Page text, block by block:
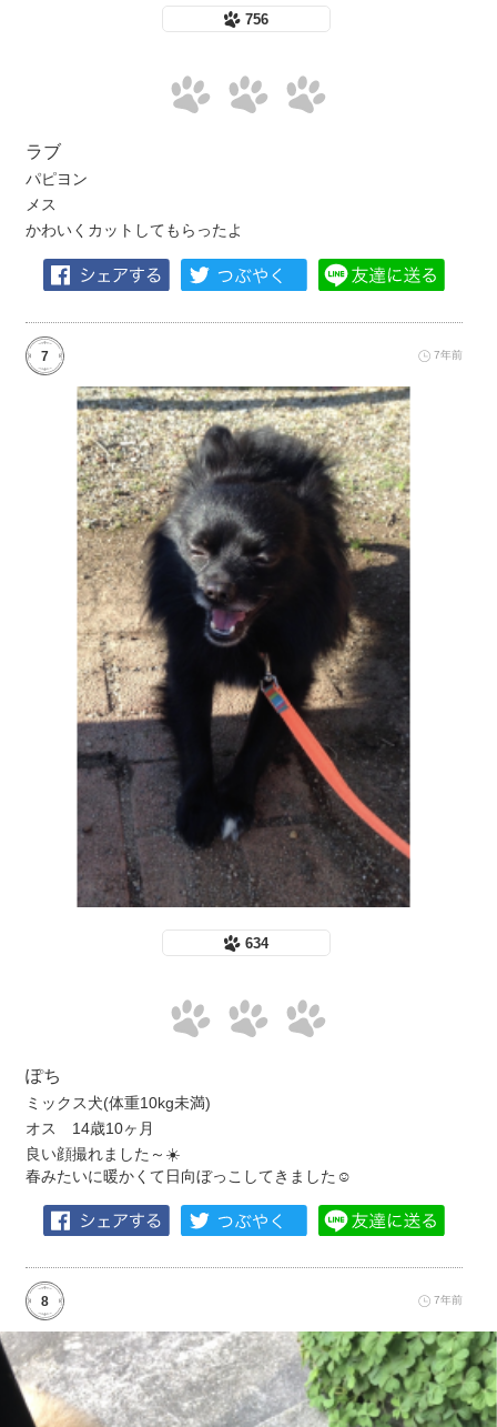
756
ラブ
パピヨン
メス
かわいくカットしてもらったよ
7 7年前
634
ぽち
ミックス犬(体重10kg未満)
オス 14歳10ヶ月
良い顔撮れました～☀️
春みたいに暖かくて日向ぼっこしてきました☺️
8 7年前